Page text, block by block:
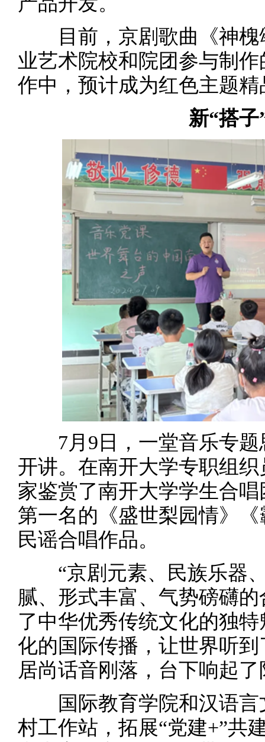
目前，京剧歌曲《神槐
业艺术院校和院团参与制
作中，预计成为红色主题精
新“搭
7月9日，一堂音乐专题
开讲。在南开大学专职组
家鉴赏了南开大学学生合
第一名的《盛世梨园情》
民谣合唱作品。
“京剧元素、民族乐器、
腻、形式丰富、气势磅礴
了中华优秀传统文化的独
化的国际传播，让世界听
居尚话音刚落，台下响起
国际教育学院和汉语言
村工作站，拓展“党建+”共